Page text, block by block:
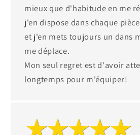
mieux que d'habitude en me
j'en dispose dans chaque
et j'en mets toujours un dans
me déplace.
Mon seul regret est d'avoir
longtemps pour m'équiper!